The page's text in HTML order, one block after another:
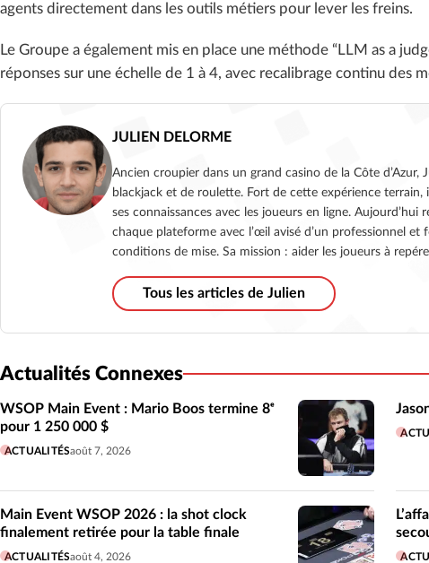
agents directement dans les outils métiers pour lever les freins.
Le Groupe a également mis en place une méthode “LLM as a
réponses sur une échelle de 1 à 4, avec recalibrage continu des
JULIEN DELORME
Ancien croupier dans un grand casino de la Côte
blackjack et de roulette. Fort de cette expérience
ses connaissances avec les joueurs en ligne.
chaque plateforme avec l’œil avisé d’un professionnel et
conditions de mise. Sa mission : aider les joueurs à
Tous les articles de Julien
Actualités Connexes
WSOP Main Event : Mario Boos termine 8ᵉ
pour 1 250 000 $
ACTUALITÉSaoût 7, 2026
Main Event WSOP 2026 : la shot clock
finalement retirée pour la table finale
ACTUALITÉSaoût 4, 2026